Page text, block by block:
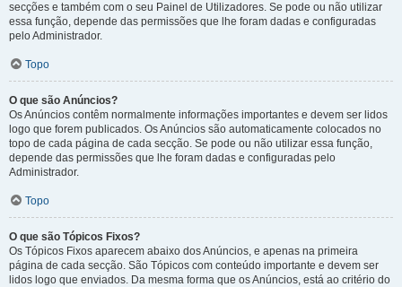
secções e também com o seu Painel de Utilizadores. Se pode ou não utilizar
essa função, depende das permissões que lhe foram dadas e configuradas
pelo Administrador.
Topo
O que são Anúncios?
Os Anúncios contêm normalmente informações importantes e devem ser lidos
logo que forem publicados. Os Anúncios são automaticamente colocados no
topo de cada página de cada secção. Se pode ou não utilizar essa função,
depende das permissões que lhe foram dadas e configuradas pelo
Administrador.
Topo
O que são Tópicos Fixos?
Os Tópicos Fixos aparecem abaixo dos Anúncios, e apenas na primeira
página de cada secção. São Tópicos com conteúdo importante e devem ser
lidos logo que enviados. Da mesma forma que os Anúncios, está ao critério do